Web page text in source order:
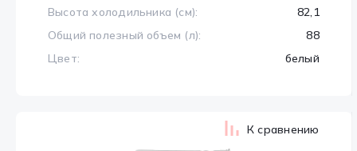
Высота холодильника (см):
82,1
Общий полезный объем (л):
88
Цвет:
белый
К сравнению